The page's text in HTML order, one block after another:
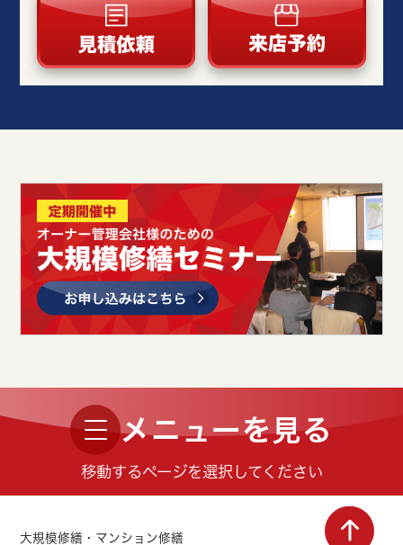
メニューを見る
移動するページを選択してください
大規模修繕・マンション修繕